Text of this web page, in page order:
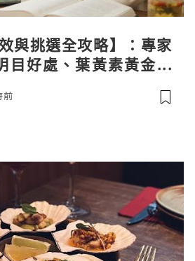
與挑選全攻略】：專家
目好處、葉黃素黃金比
前